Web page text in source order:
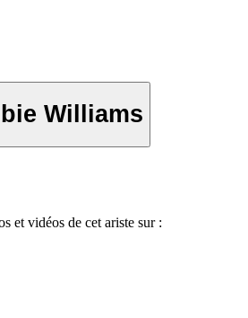
Williams
et vidéos de cet ariste sur :